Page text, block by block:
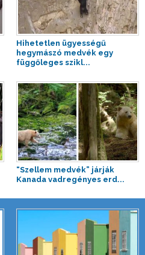
Hihetetlen ügyességű
hegymászó medvék egy
függőleges szikl...
“Szellem medvék” járják
Kanada vadregényes erd...